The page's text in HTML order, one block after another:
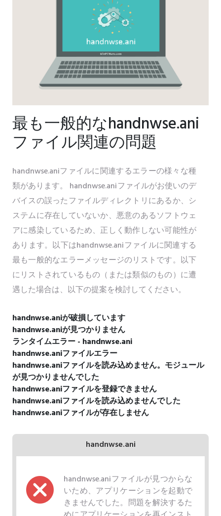
最も一般的なhandnwse.ani
ファイル関連の問題
handnwse.aniファイルに関連するエラーの様々な種
類があります。 handnwse.aniファイルがお使いのデ
バイスの誤ったファイルディレクトリにあるか、シ
ステムに存在していないか、悪意のあるソフトウェ
アに感染しているため、正しく動作しない可能性が
あります。以下はhandnwse.aniファイルに関連する
最も一般的なエラーメッセージのリストです。以下
にリストされているもの（または類似のもの）に遭
遇した場合は、以下の提案を検討してください。
handnwse.aniが破損しています
handnwse.aniが見つかりません
ランタイムエラー - handnwse.ani
handnwse.aniファイルエラー
handnwse.aniファイルを読み込めません。モジュール
が見つかりませんでした
handnwse.aniファイルを登録できません
handnwse.aniファイルを読み込めませんでした
handnwse.aniファイルが存在しません
handnwse.ani
handnwse.aniファイルが見つからな
いため、アプリケーションを起動で
きませんでした。問題を解決するた